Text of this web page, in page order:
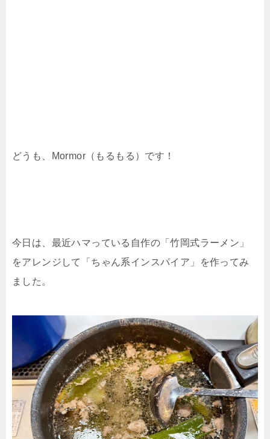
どうも、Mormor（もるもる）です！
今日は、最近ハマっている自作の「竹岡式ラーメン」
をアレンジして「ちゃん系インスパイア」を作ってみ
ました。